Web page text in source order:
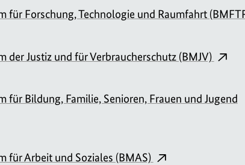
für Forschung, Technologie und Raumfahrt
der Justiz und für Verbraucherschutz (BMJV)
für Bildung, Familie, Senioren, Frauen und Jugend
für Arbeit und Soziales (BMAS)